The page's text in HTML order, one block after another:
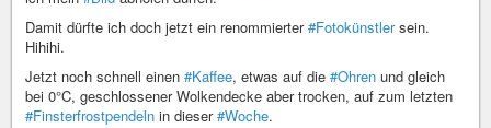
Damit dürfte ich doch jetzt ein renommierter#Fotokünstlersein.
Hihihi.
Jetzt noch schnell einen #Kaffee, etwas auf die #Ohren und gleich
bei 0°C, geschlossener Wolkendecke aber trocken, auf zum letzten
#Finsterfrostpendeln in dieser#Woche.